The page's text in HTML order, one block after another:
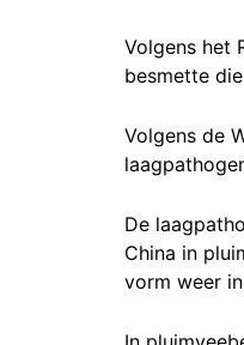
Volgens het
besmette
Volgens de
De
China in
vorm weer